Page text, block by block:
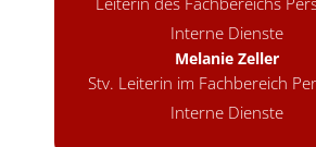
Interne Dienste
Melanie Zeller
Stv. Leiterin im Fachbereich
Interne Dienste